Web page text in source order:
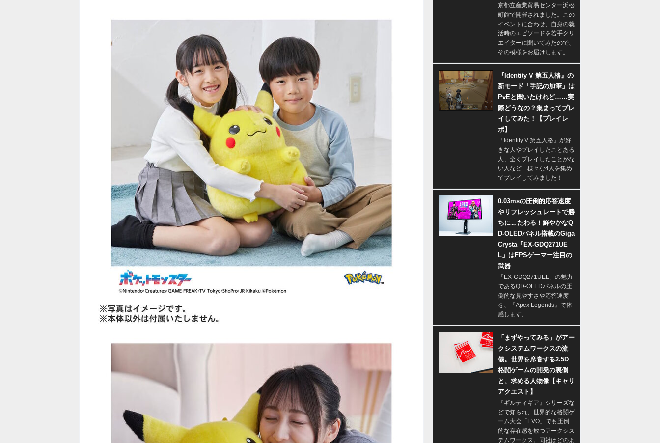
京都立産業貿易センター浜松
町館で開催されました。この
イベントに合わせ、自身の就
活時のエピソードを若手クリ
エイターに聞いてみたので、
その模様をお届けします。
『Identity V 第五人格』の
新モード「手記の加筆」は
PvEと聞いたけれど……実
際どうなの？集まってプレ
イしてみた！【プレイレ
ポ】
『Identity V 第五人格』が好
きな人やプレイしたことある
人、全くプレイしたことがな
い人など、様々な4人を集め
てプレイしてみました！
0.03msの圧倒的応答速度
やリフレッシュレートで勝
ちにこだわる！鮮やかなQ
D-OLEDパネル搭載のGiga
Crysta「EX-GDQ271UE
L」はFPSゲーマー注目の
武器
「EX-GDQ271UEL」の魅力
であるQD-OLEDパネルの圧
倒的な見やすさや応答速度
を、『Apex Legends』で体
感します。
「まずやってみる」がアー
クシステムワークスの流
儀。世界を席巻する2.5D
格闘ゲームの開発の裏側
と、求める人物像【キャリ
アクエスト】
『ギルティギア』シリーズな
どで知られ、世界的な格闘ゲ
ーム大会「EVO」でも圧倒
的な存在感を放つアークシス
テムワークス。同社はどのよ